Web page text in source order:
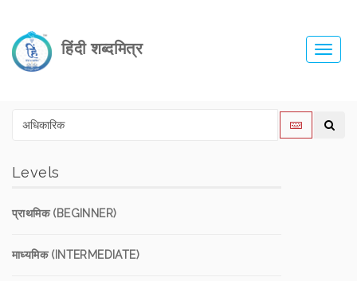
हिंदी शब्दमित्र
Levels
प्राथमिक (BEGINNER)
माध्यमिक (INTERMEDIATE)